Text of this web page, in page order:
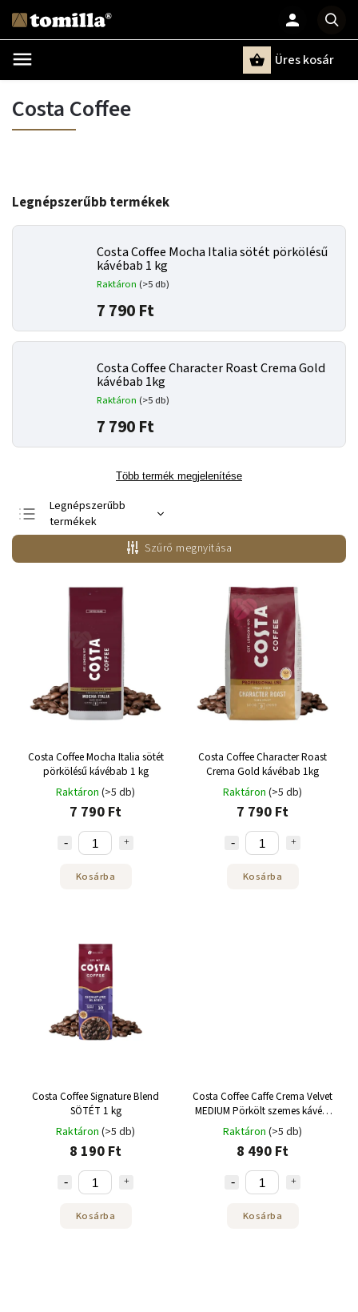
Üres kosár
Costa Coffee
Legnépszerűbb termékek
Costa Coffee Mocha Italia sötét pörkölésű
kávébab 1 kg
Raktáron (>5 db)
7 790 Ft
Costa Coffee Character Roast Crema Gold
kávébab 1kg
Raktáron (>5 db)
7 790 Ft
Több termék megjelenítése
Legnépszerűbb
termékek
Legolcsóbb elöl
Legdrágább
ABC szerint
Szűrő megnyitása
Costa Coffee Mocha Italia sötét
pörkölésű kávébab 1 kg
Raktáron (>5 db)
7 790 Ft
Kosárba
Costa Coffee Character Roast
Crema Gold kávébab 1kg
Raktáron (>5 db)
7 790 Ft
Kosárba
Costa Coffee Signature Blend
SÖTÉT 1 kg
Raktáron (>5 db)
8 190 Ft
Kosárba
Costa Coffee Caffe Crema Velvet
MEDIUM Pörkölt szemes kávé 1
Raktáron (>5 db)
8 490 Ft
Kosárba